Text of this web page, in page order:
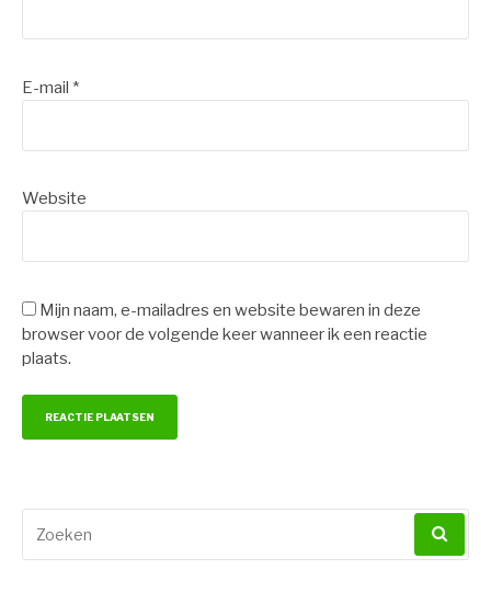
E-mail *
Website
Mijn naam, e-mailadres en website bewaren in deze
browser voor de volgende keer wanneer ik een reactie
plaats.
naar: